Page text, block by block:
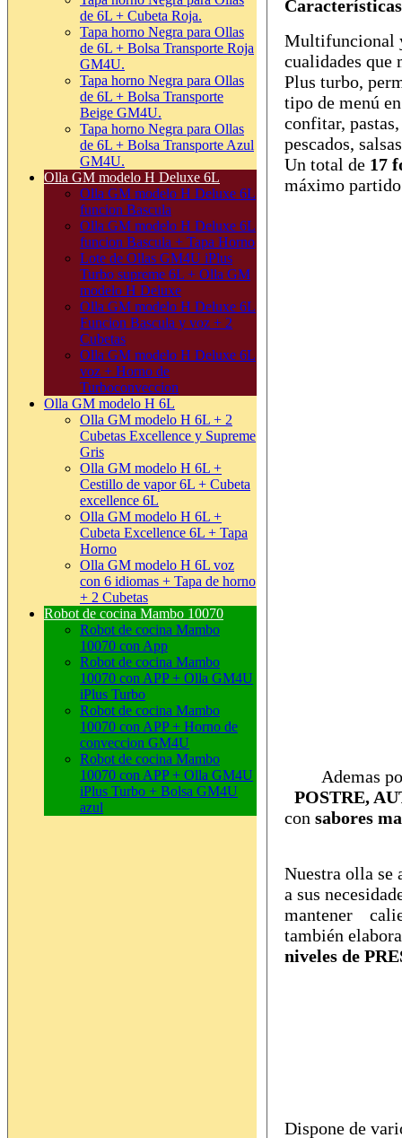
de 6L + Cubeta Roja.
Tapa horno Negra para Ollas
de 6L + Bolsa Transporte Roja
GM4U.
Tapa horno Negra para Ollas
de 6L + Bolsa Transporte
Beige GM4U.
Tapa horno Negra para Ollas
de 6L + Bolsa Transporte Azul
GM4U.
Olla GM modelo H Deluxe 6L
Olla GM modelo H Deluxe 6L
funcion Bascula
Olla GM modelo H Deluxe 6L
funcion Bascula + Tapa Horno
Lote de Ollas GM4U iPlus
Turbo supreme 6L + Olla GM
modelo H Deluxe
Olla GM modelo H Deluxe 6L
Funcion Bascula y voz + 2
Cubetas
Olla GM modelo H Deluxe 6L
voz + Horno de
Turboconveccion
Olla GM modelo H 6L
Olla GM modelo H 6L + 2
Cubetas Excellence y Supreme
Gris
Olla GM modelo H 6L +
Cestillo de vapor 6L + Cubeta
excellence 6L
Olla GM modelo H 6L +
Cubeta Excellence 6L + Tapa
Horno
Olla GM modelo H 6L voz
con 6 idiomas + Tapa de horno
+ 2 Cubetas
Robot de cocina Mambo 10070
Robot de cocina Mambo
10070 con App
Robot de cocina Mambo
10070 con APP + Olla GM4U
iPlus Turbo
Robot de cocina Mambo
10070 con APP + Horno de
conveccion GM4U
Robot de cocina Mambo
10070 con APP + Olla GM4U
iPlus Turbo + Bolsa GM4U
azul
Multifuncional
cualidades que
Plus turbo,
tipo de menú
confitar,
pescados,
Un total de 17
máximo
Ademas
POSTRE,
con sabores
Nuestra olla se
a sus
mantener
también
niveles de
Dispone de